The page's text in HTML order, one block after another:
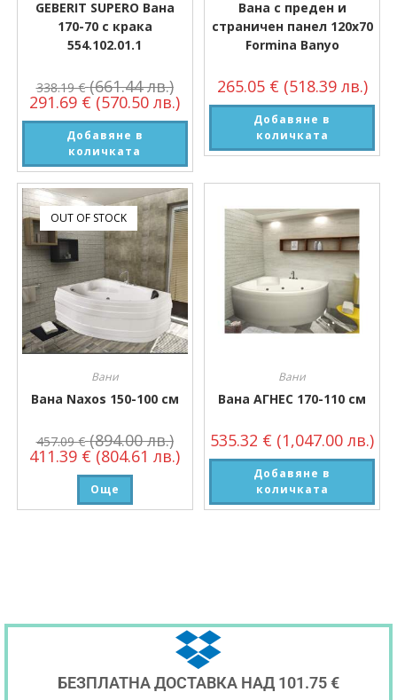
GEBERIT SUPERO Вана
170-70 с крака
554.102.01.1
338.19€ (661.44 лв.)
291.69 € (570.50 лв.)
Добавяне в
количката
Вана с преден и
страничен панел 120х70
Formina Banyo
265.05 € (518.39 лв.)
Добавяне в
количката
OUT OF STOCK
Вани
Вана Naxos 150-100 см
457.09€ (894.00 лв.)
411.39 € (804.61 лв.)
Още
Вани
Вана АГНЕС 170-110 см
535.32 € (1,047.00 лв.)
Добавяне в
количката
БЕЗПЛАТНА ДОСТАВКА НАД 101.75 €